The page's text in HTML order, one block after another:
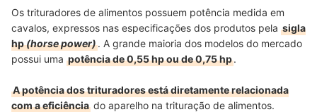
Os trituradores de alimentos possuem potência medida em
cavalos, expressos nas especificações dos produtos pela sigla
hp(horse power). A grande maioria dos modelos do mercado
possui uma potência de 0,55 hp ou de 0,75 hp.
A potência dos trituradores está diretamente relacionada
com a eficiência do aparelho na trituração de alimentos.